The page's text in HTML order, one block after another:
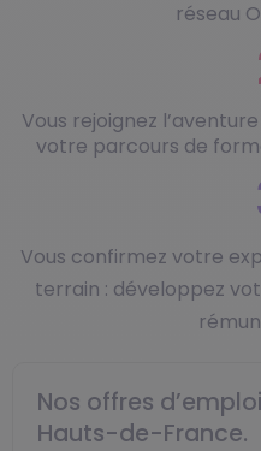
réseau
Vous rejoignez
votre parcours de
Vous confirmez votre
terrain : développez
Nos offres
Hauts-de-France.